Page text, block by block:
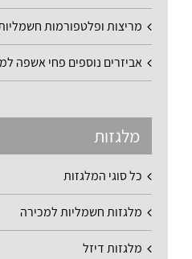
מריצות ופלטפורמות
אביזרים נוספים פחי אשפה
מלגזות
כל סוגי המלגזות
מלגזות חשמליות למכירה
מלגזות דיזל